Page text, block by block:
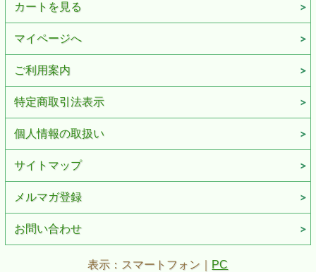
カートを見る
マイページへ
ご利用案内
特定商取引法表示
個人情報の取扱い
サイトマップ
メルマガ登録
お問い合わせ
表示：スマートフォン｜ PC